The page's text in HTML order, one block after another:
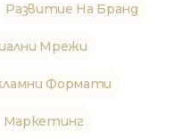
Развитие На Бранд
Мрежи
Формати
Маркетинг